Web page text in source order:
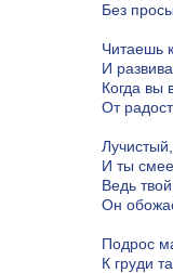
Без
Читаешь
И
Когда вы
От
И ты
Ведь
Он
Подрос
К груди